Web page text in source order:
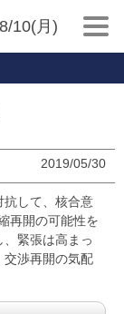
8/10(月)
2019/05/30
抗して、核合意
再開の可能性を
緊張は高まっ
交渉再開の気配